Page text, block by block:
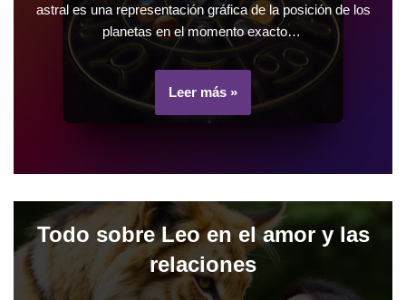
astral es una representación gráfica de la posición de los
planetas en el momento exacto…
Leer más »
Todo sobre Leo en el amor y las
relaciones